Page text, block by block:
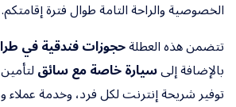
الخصوصية والراحة التامة طوال فترة إقامتكم.
تتضمن هذه العطلةحجوزات فندقية في
بالإضافة إلىسيارة خاصة مع سائق
توفير شريحة إنترنت لكل فرد، وخدمة عملاء